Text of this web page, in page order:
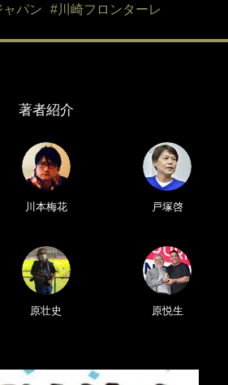
パン
#川崎フロンターレ
著者紹介
川本梅花 戸塚啓
原壮史 原悦生